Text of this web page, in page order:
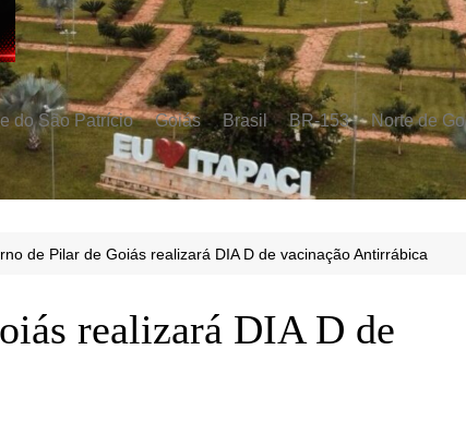
do São Patrício Goiás Brasil BR-153 Norte de
de Pilar de Goiás realizará DIA D de vacinação Antirrábica
realizará DIA D de